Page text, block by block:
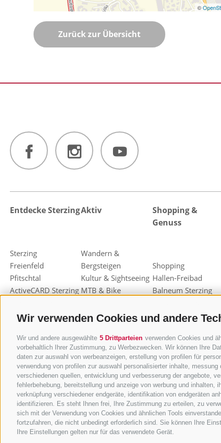
Wir verwenden Cookies und andere
Wir und andere ausgewählte 5 Drittparteien verwenden Cookies und
vorbehaltlich Ihrer Zustimmung, zu Werbezwecken. Wir können Ihre
daten zur auswahl von werbeanzeigen, erstellung von profilen für
verwendung von profilen zur auswahl personalisierter inhalte,
verschiedenen quellen, entwicklung und verbesserung der angebote,
fehlerbehebung, bereitstellung und anzeige von werbung und
verknüpfung verschiedener endgeräte, identifikation von endgeräten
identifizieren. Es steht Ihnen frei, Ihre Zustimmung zu erteilen, zu
sich mit der Verwendung von Cookies und ähnlichen Tools
fortzufahren, die nicht unbedingt erforderlich sind. Sie können Ihre
Ihre Einstellungen gelten nur für das verwendete Gerät.
©
Zurück zur Übersicht
Entdecke Sterzing
Sterzing
Freienfeld
Pfitschtal
ActiveCARD Sterzing
Weihnachtsmarkt
Knödelfest Sterzing
Aktiv
Wandern &
Bergsteigen
Kultur & Sightseeing
MTB & Bike
Freizeit & Sport
Rodeln
Langlaufen
Ski-Alpinismus
Andere
Winteraktivitäten
Shopping &
Genuss
Shopping
Hallen-Freibad
Balneum Sterzing
Almen & Hütten
Sterzinger Joghurt
Eisacktaler Kost
Einkaufsgutscheine
Törggelen
Berg-Kräuter